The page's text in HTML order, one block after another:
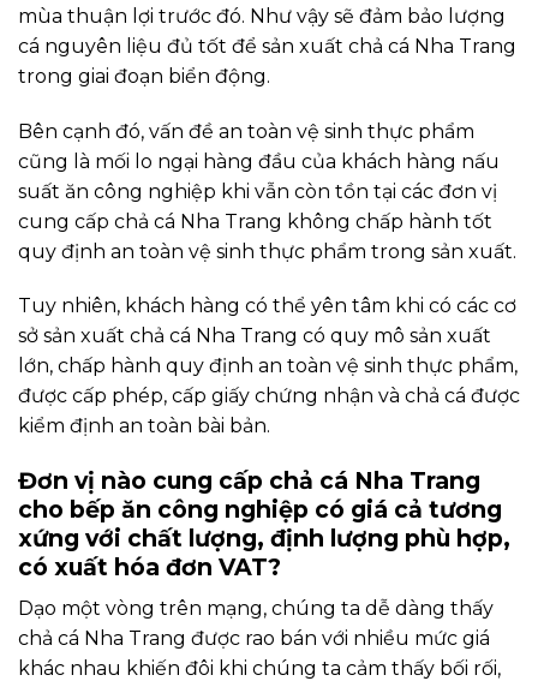
mùa thuận lợi trước đó. Như vậy sẽ đảm bảo lượng
cá nguyên liệu đủ tốt để sản xuất chả cá Nha Trang
trong giai đoạn biển động.
Bên cạnh đó, vấn đề an toàn vệ sinh thực phẩm
cũng là mối lo ngại hàng đầu của khách hàng nấu
suất ăn công nghiệp khi vẫn còn tồn tại các đơn vị
cung cấp chả cá Nha Trang không chấp hành tốt
quy định an toàn vệ sinh thực phẩm trong sản xuất.
Tuy nhiên, khách hàng có thể yên tâm khi có các cơ
sở sản xuất chả cá Nha Trang có quy mô sản xuất
lớn, chấp hành quy định an toàn vệ sinh thực phẩm,
được cấp phép, cấp giấy chứng nhận và chả cá được
kiểm định an toàn bài bản.
Đơn vị nào cung cấp chả cá Nha Trang
cho bếp ăn công nghiệp có giá cả tương
xứng với chất lượng, định lượng phù hợp,
có xuất hóa đơn VAT?
Dạo một vòng trên mạng, chúng ta dễ dàng thấy
chả cá Nha Trang được rao bán với nhiều mức giá
khác nhau khiến đôi khi chúng ta cảm thấy bối rối,